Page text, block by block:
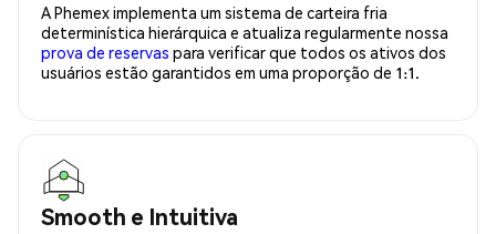
A Phemex implementa um sistema de carteira fria
determinística hierárquica e atualiza regularmente nossa
prova de reservas para verificar que todos os ativos dos
usuários estão garantidos em uma proporção de 1:1.
Smooth e Intuitiva